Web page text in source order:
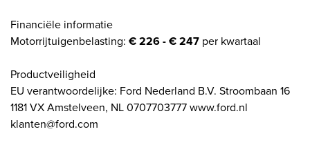
Financiële informatie
Motorrijtuigenbelasting: € 226 - € 247 per kwartaal
Productveiligheid
EU verantwoordelijke: Ford Nederland B.V. Stroombaan 16
1181 VX Amstelveen, NL 0707703777 www.ford.nl
klanten@ford.com